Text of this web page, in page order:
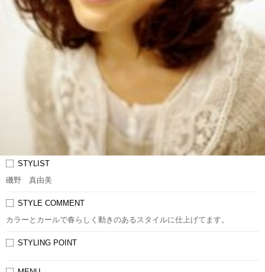
STYLIST
磯野 真由美
STYLE COMMENT
カラーとカールで春らしく動きのあるスタイルに仕上げてます。
STYLING POINT